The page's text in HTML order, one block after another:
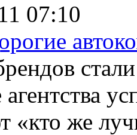
07:10
«кто же